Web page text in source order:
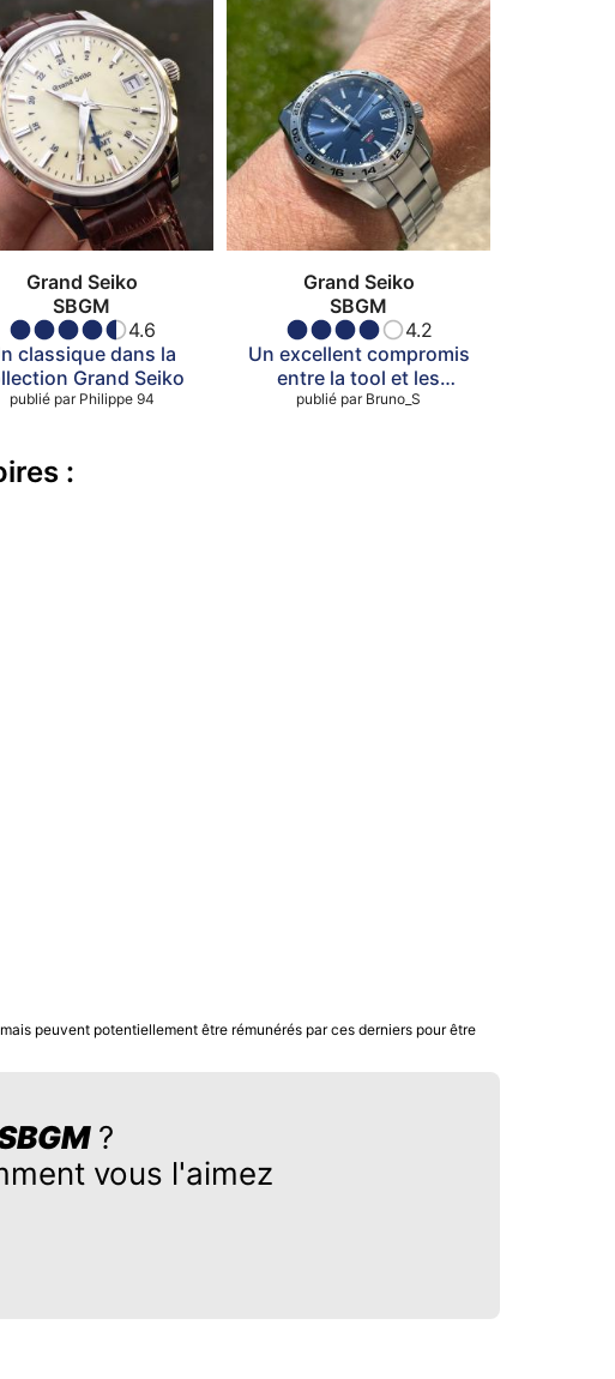
Grand Seiko
SBGM
4.6
classique dans la
Grand Seiko
publié par Philippe 94
Grand Seiko
SBGM
4.2
Un excellent compromis
entre la tool et les
finitions +++
publié par Bruno_S
:
peuvent potentiellement être rémunérés par ces derniers pour être
?
vous l'aimez